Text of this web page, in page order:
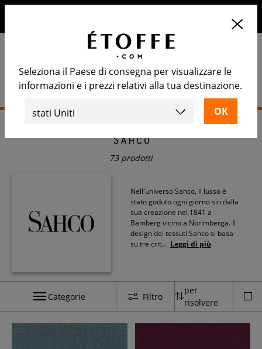
> Sahco
Sahco
73 prodotti
Nell'universo Sahco, il lusso è
stato goduto ogni giorno sin dalla
sua creazione nel 1841 a
Bamberg vicino a Norimberga. Il
design dei tessuti Sahco si basa
su tre crit... Leggi di più
Categorie Filtro
per
risolvere
Seleziona il Paese di consegna per visualizzare le
informazioni e i prezzi relativi alla tua destinazione.